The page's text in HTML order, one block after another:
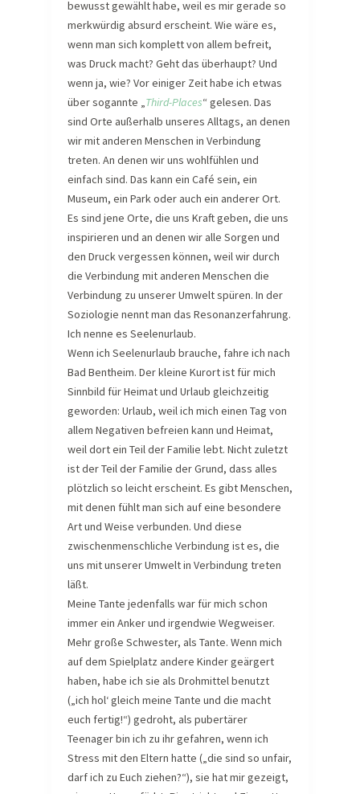
bewusst gewählt habe, weil es mir gerade so
merkwürdig absurd erscheint. Wie wäre es,
wenn man sich komplett von allem befreit,
was Druck macht? Geht das überhaupt? Und
wenn ja, wie? Vor einiger Zeit habe ich etwas
über sogannte „Third-Places“ gelesen. Das
sind Orte außerhalb unseres Alltags, an denen
wir mit anderen Menschen in Verbindung
treten. An denen wir uns wohlfühlen und
einfach sind. Das kann ein Café sein, ein
Museum, ein Park oder auch ein anderer Ort.
Es sind jene Orte, die uns Kraft geben, die uns
inspirieren und an denen wir alle Sorgen und
den Druck vergessen können, weil wir durch
die Verbindung mit anderen Menschen die
Verbindung zu unserer Umwelt spüren. In der
Soziologie nennt man das Resonanzerfahrung.
Ich nenne es Seelenurlaub.
Wenn ich Seelenurlaub brauche, fahre ich nach
Bad Bentheim. Der kleine Kurort ist für mich
Sinnbild für Heimat und Urlaub gleichzeitig
geworden: Urlaub, weil ich mich einen Tag von
allem Negativen befreien kann und Heimat,
weil dort ein Teil der Familie lebt. Nicht zuletzt
ist der Teil der Familie der Grund, dass alles
plötzlich so leicht erscheint. Es gibt Menschen,
mit denen fühlt man sich auf eine besondere
Art und Weise verbunden. Und diese
zwischenmenschliche Verbindung ist es, die
uns mit unserer Umwelt in Verbindung treten
läßt.
Meine Tante jedenfalls war für mich schon
immer ein Anker und irgendwie Wegweiser.
Mehr große Schwester, als Tante. Wenn mich
auf dem Spielplatz andere Kinder geärgert
haben, habe ich sie als Drohmittel benutzt
(„ich hol‘ gleich meine Tante und die macht
euch fertig!“) gedroht, als pubertärer
Teenager bin ich zu ihr gefahren, wenn ich
Stress mit den Eltern hatte („die sind so unfair,
darf ich zu Euch ziehen?“), sie hat mir gezeigt,